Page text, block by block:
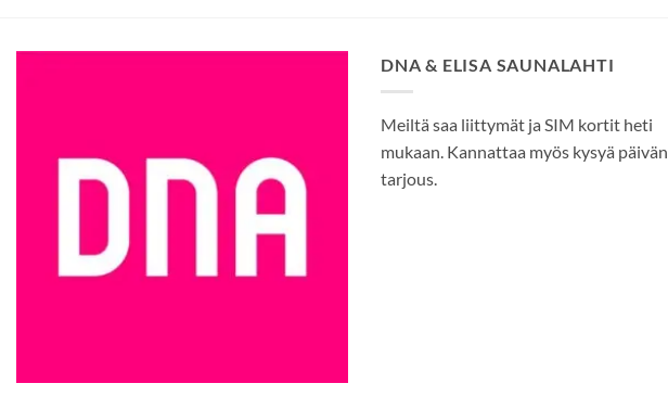
DNA & ELISA SAUNALAHTI
Meiltä saa liittymät ja SIM kortit heti
mukaan. Kannattaa myös kysyä päivän
tarjous.